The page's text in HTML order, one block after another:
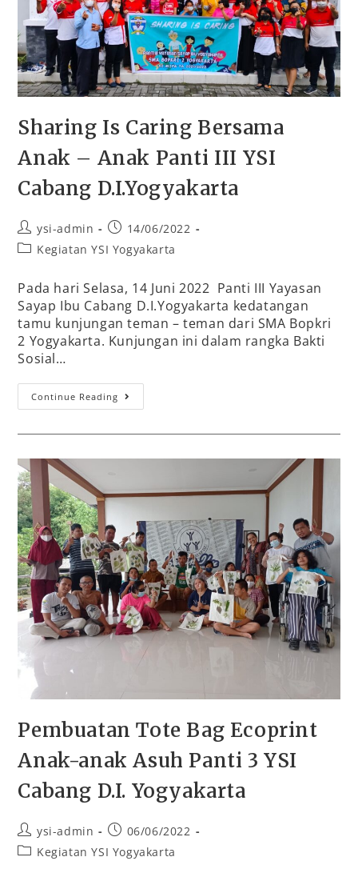
Sharing Is Caring Bersama
Anak – Anak Panti III YSI
Cabang D.I.Yogyakarta
ysi-admin
14/06/2022
Kegiatan YSI Yogyakarta
Pada hari Selasa, 14 Juni 2022 Panti III Yayasan
Sayap Ibu Cabang D.I.Yogyakarta kedatangan
tamu kunjungan teman – teman dari SMA Bopkri
2 Yogyakarta. Kunjungan ini dalam rangka Bakti
Sosial…
Continue Reading
Pembuatan Tote Bag Ecoprint
Anak-anak Asuh Panti 3 YSI
Cabang D.I. Yogyakarta
ysi-admin
06/06/2022
Kegiatan YSI Yogyakarta